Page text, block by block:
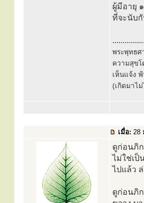
ผู้มีอายุ
ที่จะนับกั
พระพุทธศ
ความสุขโ
เห็นแจ้ง
(เกิดมาไ
เมื่อ: 28
ดูก่อนภิ
ไม่ใช่เป็
ไปแล้ว
ดูก่อนภิ